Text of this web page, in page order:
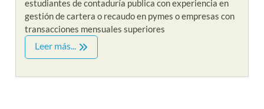
estudiantes de contaduría publica con experiencia en
gestión de cartera o recaudo en pymes o empresas con
transacciones mensuales superiores
Leer más...